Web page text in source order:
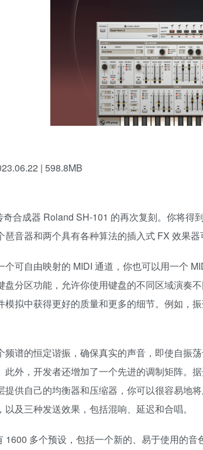
| 598.8MB
奇合成器 Roland SH-101 的再次复刻。你将
琶音器和两个具有各种算法的插入式 FX 效果器
个可自由映射的 MIDI 通道，你也可以用一个
盘分区功能，允许你使用键盘的不同区域演奏
模拟中获得更好的质量和更多的细节。例如，
频谱的恒定谐振，确保真实的声音，即使自振
此外，开发者还增加了一个先进的调制矩阵。
提供自己的均衡器和压缩器，你可以很容易地
及三种发送效果，包括混响、延迟和合唱。
1600 多个预设，包括一个新的、易于使用的